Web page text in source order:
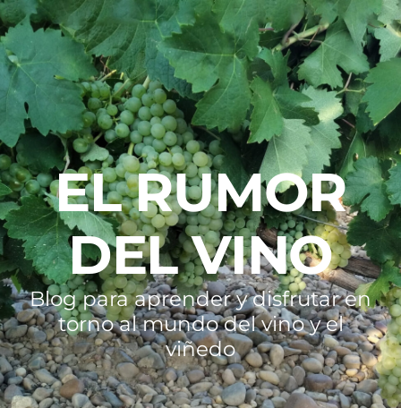
EL RUMOR
DEL VINO
Blog para aprender y disfrutar en
torno al mundo del vino y el
viñedo